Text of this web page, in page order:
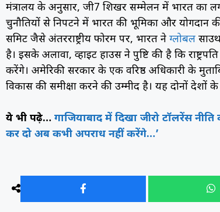
मंत्रालय के अनुसार, जी7 शिखर सम्मेलन में भारत का
चुनौतियों से निपटने में भारत की भूमिका और
समिट जैसे अंतरराष्ट्रीय फोरम पर, भारत ने ग्लोबल
है। इसके अलावा, व्हाइट हाउस ने पुष्टि की है कि
करेंगे। अमेरिकी सरकार के एक वरिष्ठ अधिकारी के
विकास की समीक्षा करने की उम्मीद है। यह दोनों
ये भी पढ़े… गाजियाबाद में दिखा जीरो टॉलरेंस
कर दो अब कभी अपराध नहीं करेंगे…’